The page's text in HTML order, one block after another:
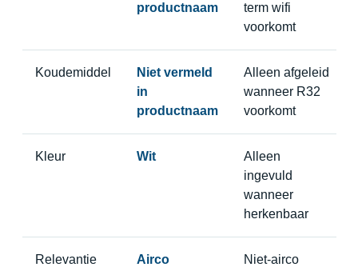
productnaam
term wifi
voorkomt
Koudemiddel
Niet vermeld
in
productnaam
Alleen afgeleid
wanneer R32
voorkomt
Kleur Wit
Alleen
ingevuld
wanneer
herkenbaar
Relevantie
Airco
Niet-airco